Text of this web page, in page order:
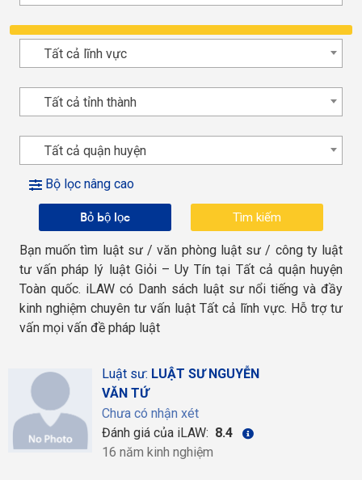
Tất cả lĩnh vực
Tất cả tỉnh thành
Tất cả quận huyện
Bộ lọc nâng cao
Bỏ bộ lọc
Bạn muốn tìm luật sư / văn phòng luật sư / công ty luật
tư vấn pháp lý luật Giỏi – Uy Tín tại Tất cả quận huyện
Toàn quốc. iLAW có Danh sách luật sư nổi tiếng và đầy
kinh nghiệm chuyên tư vấn luật Tất cả lĩnh vực. Hỗ trợ tư
vấn mọi vấn đề pháp luật
Luật sư: LUẬT SƯ NGUYỄN
VĂN TỨ
Chưa có nhận xét
Đánh giá của iLAW: 8.4
16 năm kinh nghiệm